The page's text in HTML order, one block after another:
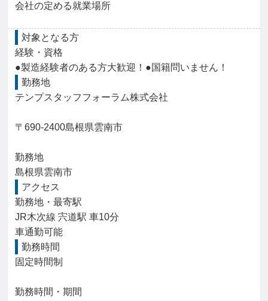
会社の定める就業場所
対象となる方
経験・資格
●製造経験者のある方大歓迎！●国籍問いません！
勤務地
テンプスタッフフォーラム株式会社
〒690-2400島根県雲南市
勤務地
島根県雲南市
アクセス
勤務地・最寄駅
JR木次線 宍道駅 車10分
車通勤可能
勤務時間
固定時間制
勤務時間・期間